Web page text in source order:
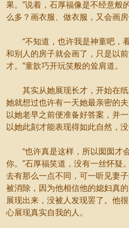
果。”说着，石厚福像是不经意般
么多？画衣服、做衣服，又会画
“不知道，也许我是神童吧，
和别人的房子就会画了，只是以
才。”童歆巧开玩笑般的耸肩道。
其实从她展现长才，开始在纸
她就想过也许有一天她最亲密的
以她老早之前便准备好答案，并
以她此刻才能表现得如此自然，
“也许真是这样，所以囡囡才
你。”石厚福笑道，没有一丝怀疑
去有那么一点不同，可一听见妻
被消除，因为他相信他的媳妇真
展现出来，没被人发现罢了。他
心展现真实自我的人。